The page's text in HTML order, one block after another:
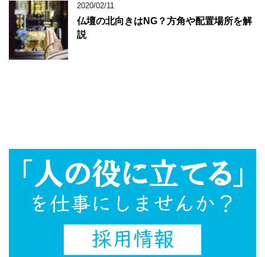
2020/02/11
仏壇の北向きはNG？方角や配置場所を解
説